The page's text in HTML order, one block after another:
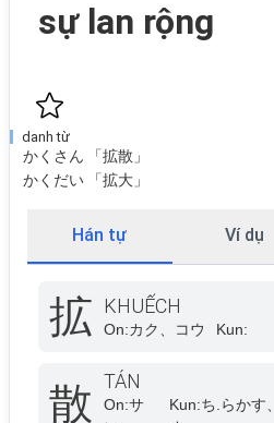
sự lan rộng
danh từ
かくさん 「拡散」
かくだい 「拡大」
Hán tự Ví dụ
拡 KHUẾCH
On:カク、コウ Kun:
散 TÁN
On:サ
Kun:ち.らかす